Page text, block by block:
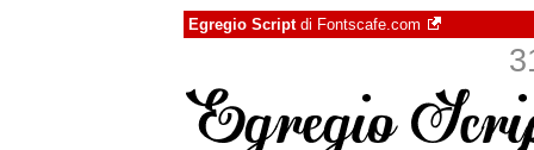
Egregio Scriptdi Fontscafe.com